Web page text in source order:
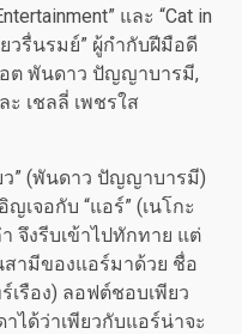
และ “Cat in
วรื่นรมย์” ผู้กำกับฝีมือดี
ต พันดาว ปัญญาบารมี,
ะ เชลลี่ เพชรใส
ยว” (พันดาว ปัญญาบารมี)
เจอกับ “แอร์” (เนโกะ
จึงรีบเข้าไปทักทาย แต่
ามีของแอร์มาด้วย ชื่อ
เรือง) ลอฟต์ชอบเพียว
ได้ว่าเพียวกับแอร์น่าจะ